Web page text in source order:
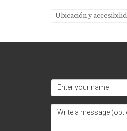
¿Cuáles son
¿Cómo
local de policía.
¿Qué servicios
Ubicación y